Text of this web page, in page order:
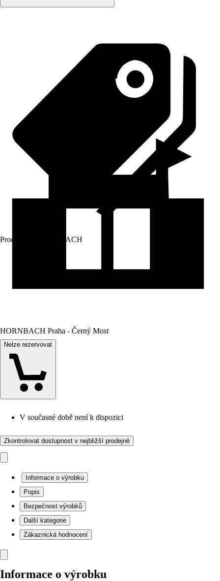
Prodej přes: HORNBACH
HORNBACH Praha - Černý Most
Nelze rezervovat
V současné době není k dispozici
Zkontrolovat dostupnost v nejbližší prodejně
Informace o výrobku
Popis
Bezpečnost výrobků
Další kategorie
Zákaznická hodnocení
Informace o výrobku